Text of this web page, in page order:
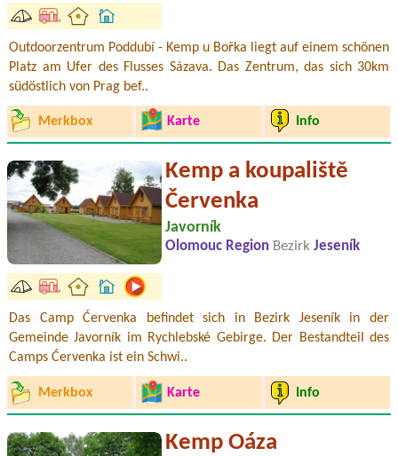
Outdoorzentrum Poddubí - Kemp u Bořka liegt auf einem schönen
Platz am Ufer des Flusses Sázava. Das Zentrum, das sich 30km
südöstlich von Prag bef..
Merkbox Karte Info
Kemp a koupaliště
Červenka
Javorník
Olomouc Region Bezirk Jeseník
Das Camp Ćervenka befindet sich in Bezirk Jeseník in der
Gemeinde Javorník im Rychlebské Gebirge. Der Bestandteil des
Camps Ćervenka ist ein Schwi..
Merkbox Karte Info
Kemp Oáza